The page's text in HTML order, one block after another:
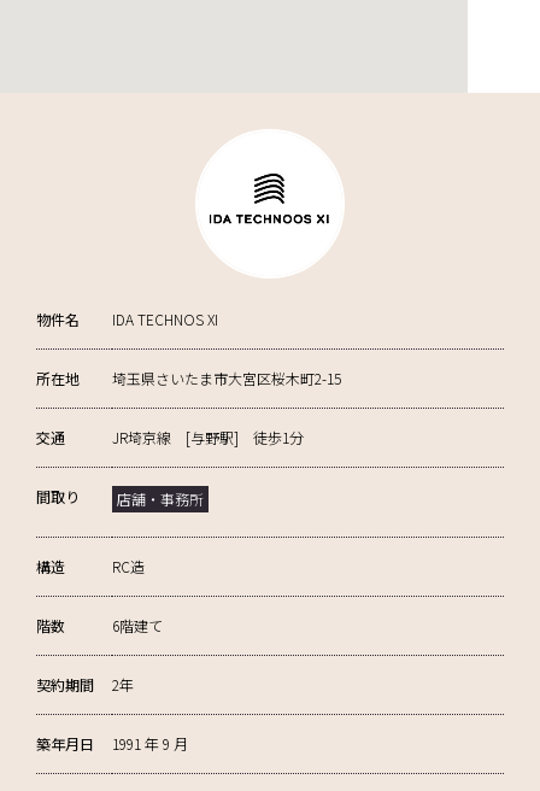
物件名 IDA TECHNOS XI
所在地 埼玉県さいたま市大宮区桜木町2-15
交通 JR埼京線 [与野駅] 徒歩1分
間取り 店舗・事務所
構造 RC造
階数 6階建て
契約期間 2年
築年月日 1991 年 9 月